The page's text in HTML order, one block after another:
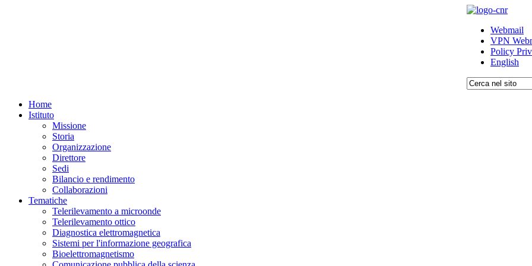
Webmail
VPN
Policy
English
Home
Istituto
Missione
Storia
Organizzazione
Direttore
Sedi
Bilancio e rendimento
Collaborazioni
Tematiche
Telerilevamento a microonde
Telerilevamento ottico
Diagnostica elettromagnetica
Sistemi per l'informazione geografica
Bioelettromagnetismo